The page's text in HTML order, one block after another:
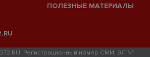
ПОЛЕЗНЫЕ МАТЕРИАЛЫ
Регистрационный номер СМИ: ЭЛ №